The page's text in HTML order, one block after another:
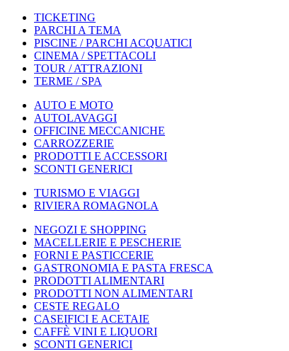
TICKETING
PARCHI A TEMA
PISCINE / PARCHI ACQUATICI
CINEMA / SPETTACOLI
TOUR / ATTRAZIONI
TERME / SPA
AUTO E MOTO
AUTOLAVAGGI
OFFICINE MECCANICHE
CARROZZERIE
PRODOTTI E ACCESSORI
SCONTI GENERICI
TURISMO E VIAGGI
RIVIERA ROMAGNOLA
NEGOZI E SHOPPING
MACELLERIE E PESCHERIE
FORNI E PASTICCERIE
GASTRONOMIA E PASTA FRESCA
PRODOTTI ALIMENTARI
PRODOTTI NON ALIMENTARI
CESTE REGALO
CASEIFICI E ACETAIE
CAFFÈ VINI E LIQUORI
SCONTI GENERICI